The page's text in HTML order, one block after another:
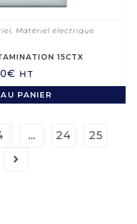
, Matériel électrique
15CTX
€ HT
PANIER
… 24
25